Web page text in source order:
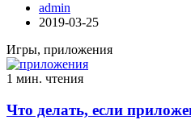
admin
2019-03-25
Игры, приложения
1 мин. чтения
Что делать, если